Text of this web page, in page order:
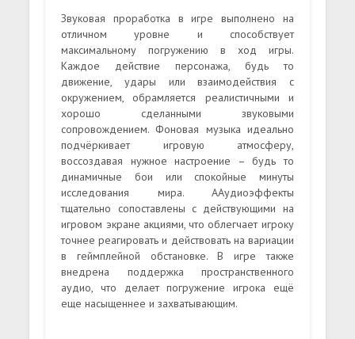
Звуковая проработка в игре выполнено на
отличном уровне и способствует
максимальному погружению в ход игры.
Каждое действие персонажа, будь то
движение, удары или взаимодействия с
окружением, обрамляется реалистичными и
хорошо сделанными звуковыми
сопровождением. Фоновая музыка идеально
подчёркивает игровую атмосферу,
воссоздавая нужное настроение – будь то
динамичные бои или спокойные минуты
исследования мира. ААудиоэффекты
тщательно сопоставлены с действующими на
игровом экране акциями, что облегчает игроку
точнее реагировать и действовать на вариации
в геймплейной обстановке. В игре также
внедрена поддержка пространственного
аудио, что делает погружение игрока ещё
еще насыщеннее и захватывающим.